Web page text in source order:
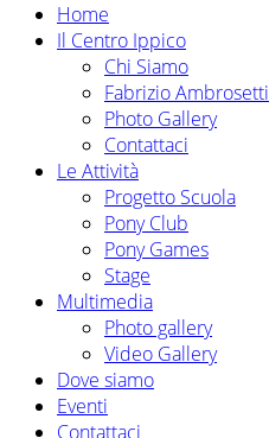
Home
Il Centro Ippico
Chi Siamo
Fabrizio Ambrosetti
Photo Gallery
Contattaci
Le Attività
Progetto Scuola
Pony Club
Pony Games
Stage
Multimedia
Photo gallery
Video Gallery
Dove siamo
Eventi
Contattaci